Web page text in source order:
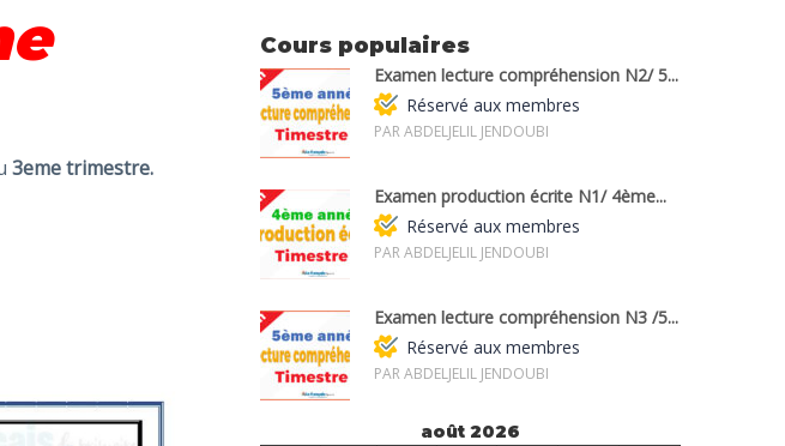
3eme trimestre.
Cours populaires
Examen lecture compréhension N2/ 5...
Réservé aux membres
PAR ABDELJELIL JENDOUBI
Examen production écrite N1/ 4ème...
Réservé aux membres
PAR ABDELJELIL JENDOUBI
Examen lecture compréhension N3 /5...
Réservé aux membres
PAR ABDELJELIL JENDOUBI
août 2026